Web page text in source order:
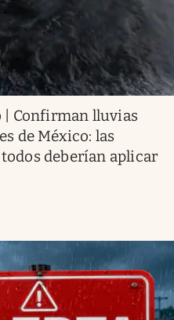
Confirman lluvias
de México: las
deberían aplicar